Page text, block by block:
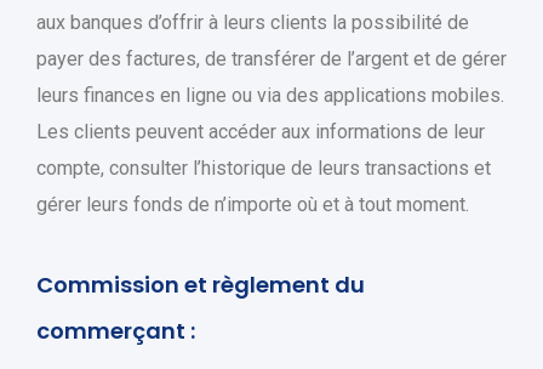
aux banques d’offrir à leurs clients la possibilité de
payer des factures, de transférer de l’argent et de gérer
leurs finances en ligne ou via des applications mobiles.
Les clients peuvent accéder aux informations de leur
compte, consulter l’historique de leurs transactions et
gérer leurs fonds de n’importe où et à tout moment.
Commission et règlement du
commerçant :